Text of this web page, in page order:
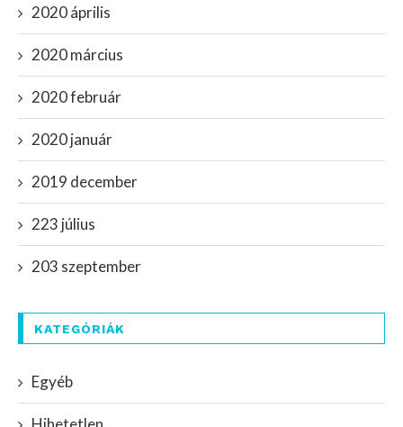
2020 április
2020 március
2020 február
2020 január
2019 december
223 július
203 szeptember
KATEGÓRIÁK
Egyéb